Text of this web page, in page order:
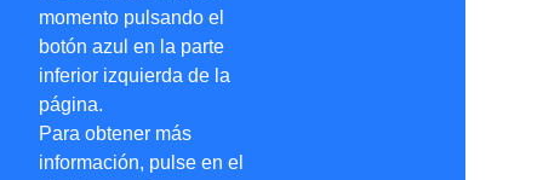
momento pulsando el
botón azul en la parte
inferior izquierda de la
página.
Para obtener más
información, pulse en el